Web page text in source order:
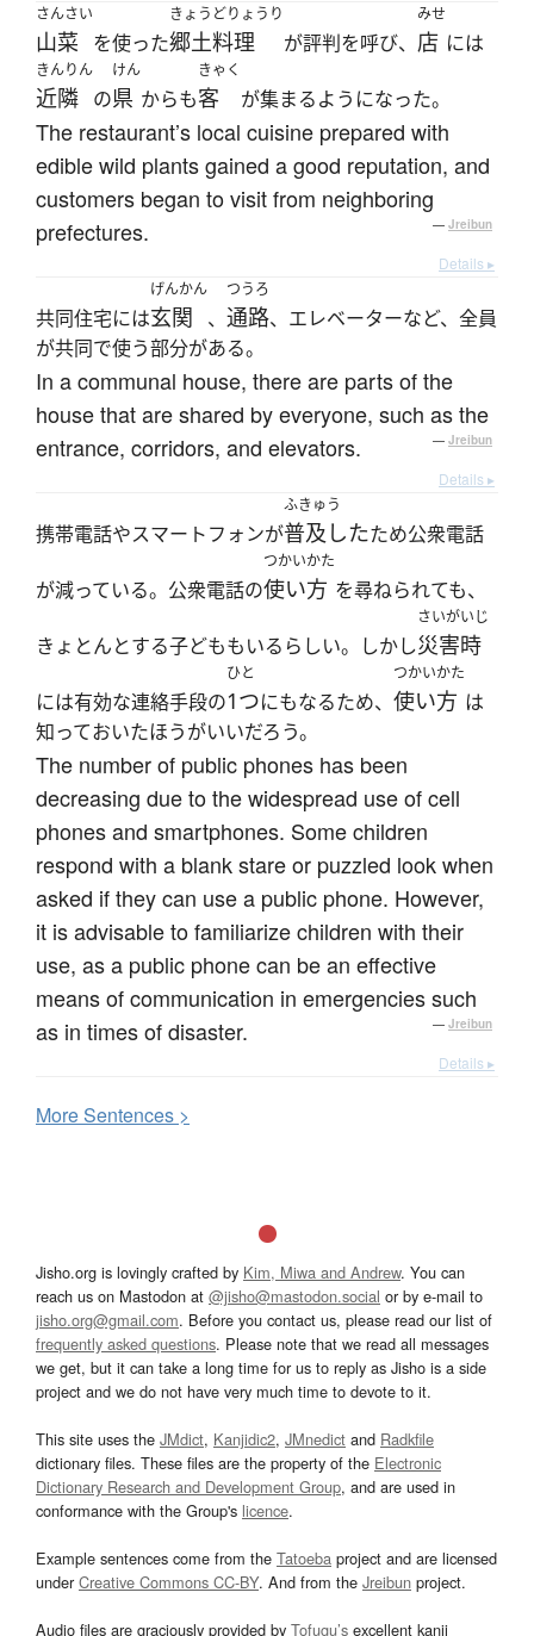
さんさい
山菜 を使った
きょうどりょうり
郷土料理 が評判を呼び、
みせ
店 には
きんりん
近隣 の
けん
県 からも
きゃく
客 が集まるようになった。
The restaurant’s local cuisine prepared with
edible wild plants gained a good reputation, and
customers began to visit from neighboring
prefectures.
— Jreibun
Details ▸
共同住宅には
げんかん
玄関 、
つうろ
通路、エレベーターなど、全員
が共同で使う部分がある。
In a communal house, there are parts of the
house that are shared by everyone, such as the
entrance, corridors, and elevators.
— Jreibun
Details ▸
携帯電話やスマートフォンが
ふきゅう
普及したため公衆電話
が減っている。公衆電話の
つかいかた
使い方 を尋ねられても、
きょとんとする子どももいるらしい。しかし
さいがいじ
災害時
には有効な連絡手段の
ひと
1つにもなるため、
つかいかた
使い方 は
知っておいたほうがいいだろう。
The number of public phones has been
decreasing due to the widespread use of cell
phones and smartphones. Some children
respond with a blank stare or puzzled look when
asked if they can use a public phone. However,
it is advisable to familiarize children with their
use, as a public phone can be an effective
means of communication in emergencies such
as in times of disaster.
— Jreibun
Details ▸
MoreSentences >
Jisho.org is lovingly crafted by Kim, Miwa and Andrew. You can
reach us on Mastodon at @jisho@mastodon.social or by e-mail to
jisho.org@gmail.com. Before you contact us, please read our list of
frequently asked questions. Please note that we read all messages
we get, but it can take a long time for us to reply as Jisho is a side
project and we do not have very much time to devote to it.
This site uses the JMdict, Kanjidic2, JMnedict and Radkfile
dictionary files. These files are the property of the Electronic
Dictionary Research and Development Group, and are used in
conformance with the Group's licence.
Example sentences come from the Tatoeba project and are licensed
underCreative Commons CC-BY. And from the Jreibun project.
Audio files are graciously provided by Tofugu’s excellent kanji